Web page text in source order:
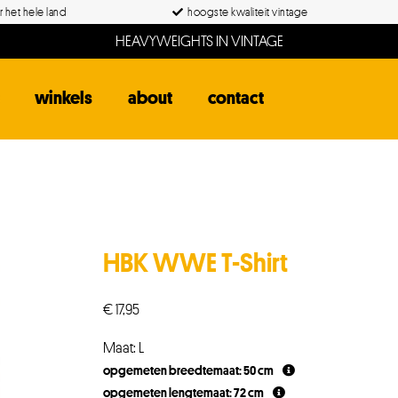
het hele land hoogste kwaliteit vintage
HEAVYWEIGHTS IN VINTAGE
winkels about contact
HBK WWE T-Shirt
€17,95
Maat: L
opgemeten breedtemaat: 50 cm
opgemeten lengtemaat: 72 cm